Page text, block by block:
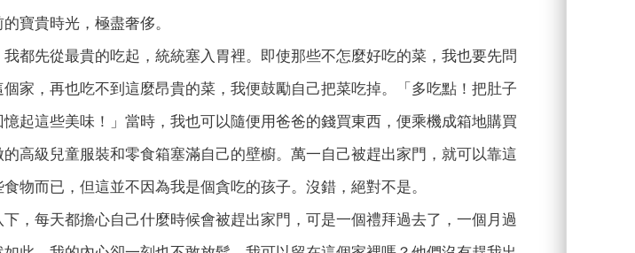
寶貴時光，極盡奢侈。
都先從最貴的吃起，統統塞入胃裡。即使那些不怎麼好吃的菜，我也要先問
家，再也吃不到這麼昂貴的菜，我便鼓勵自己把菜吃掉。「多吃點！把肚子
起這些美味！」當時，我也可以隨便用爸爸的錢買東西，便乘機成箱地購買
高級兒童服裝和零食箱塞滿自己的壁櫥。萬一自己被趕出家門，就可以靠這
物而已，但這並不因為我是個貪吃的孩子。沒錯，絕對不是。
，每天都擔心自己什麼時候會被趕出家門，可是一個禮拜過去了，一個月過